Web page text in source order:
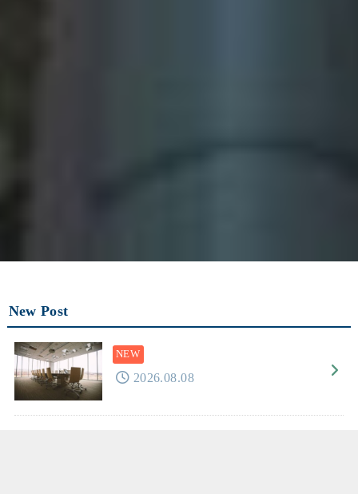
New Post
2026.08.08